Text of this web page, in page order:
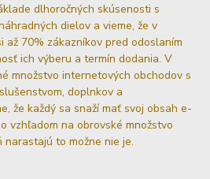
dlhoročných skúsenosti s
dielov a vieme, že v
až 70% zákazníkov pred odoslaním
ich výberu a termín dodania. V
množstvo internetových obchodov s
doplnkov a
že každý sa snaží mať svoj obsah e-
vzhľadom na obrovské množstvo
to možne nie je.